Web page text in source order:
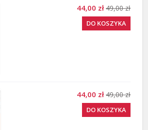
44,00 zł 49,00 zł
DO KOSZYKA
44,00 zł 49,00 zł
DO KOSZYKA